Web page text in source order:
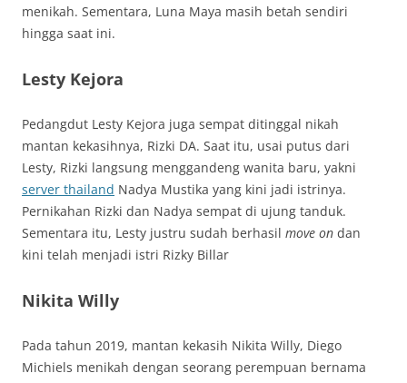
menikah. Sementara, Luna Maya masih betah sendiri
hingga saat ini.
Lesty Kejora
Pedangdut Lesty Kejora juga sempat ditinggal nikah
mantan kekasihnya, Rizki DA. Saat itu, usai putus dari
Lesty, Rizki langsung menggandeng wanita baru, yakni
server thailand Nadya Mustika yang kini jadi istrinya.
Pernikahan Rizki dan Nadya sempat di ujung tanduk.
Sementara itu, Lesty justru sudah berhasil move on dan
kini telah menjadi istri Rizky Billar
Nikita Willy
Pada tahun 2019, mantan kekasih Nikita Willy, Diego
Michiels menikah dengan seorang perempuan bernama